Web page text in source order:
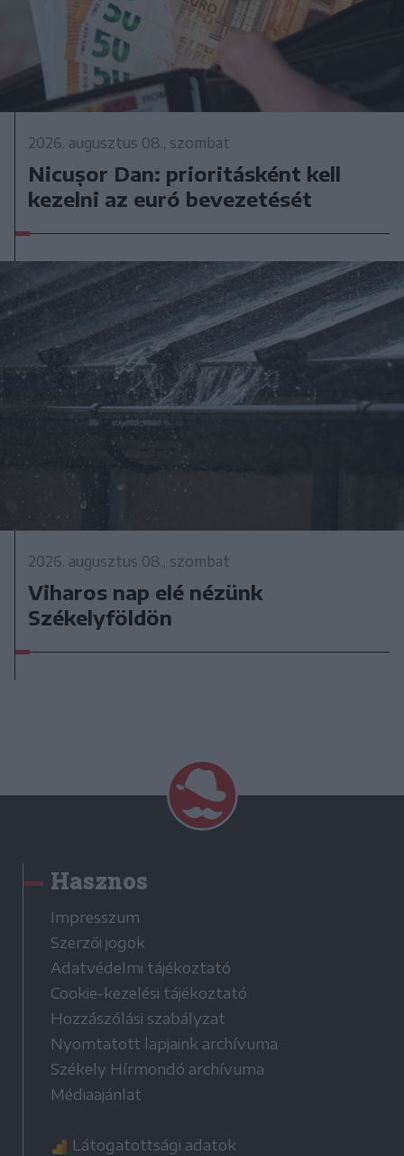
2026. augusztus 08., szombat
Nicușor Dan: prioritásként kell
kezelni az euró bevezetését
2026. augusztus 08., szombat
Viharos nap elé nézünk
Székelyföldön
Hasznos
Impresszum
Szerzői jogok
Adatvédelmi tájékoztató
Cookie-kezelési tájékoztató
Hozzászólási szabályzat
Nyomtatott lapjaink archívuma
Székely Hírmondó archívuma
Médiaajánlat
Látogatottsági adatok